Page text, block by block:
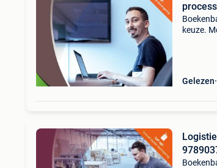
keuze.
Gelezen